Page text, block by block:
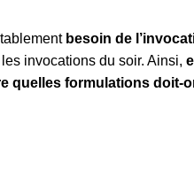
besoin de
invocations du soir. Ainsi,
quelles formulations doit-